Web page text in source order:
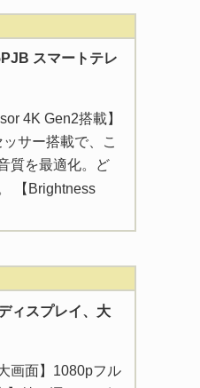
スマートテレ
4K Gen2搭載】
サー搭載で、こ
質を最適化。ど
【Brightness
ィスプレイ、大
画面】1080pフル